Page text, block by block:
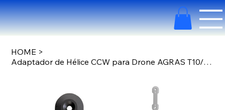
HOME >
Adaptador de Hélice CCW para Drone AGRAS T10/T30 YC.JG.QX000240.03